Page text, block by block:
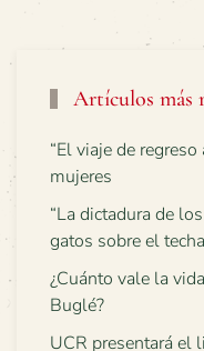
Artículos más
“El viaje de
mujeres
“La dictadura de
gatos sobre el
¿Cuánto vale la
Buglé?
UCR presentará el